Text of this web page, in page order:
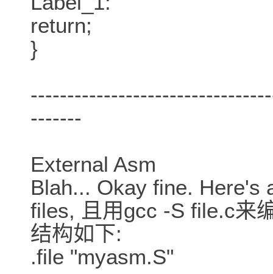
return;
}
-------
External Asm
Blah... Okay fine. Here's
files, 且用gcc -S file.c来
结构如下:
.file "myasm.S"